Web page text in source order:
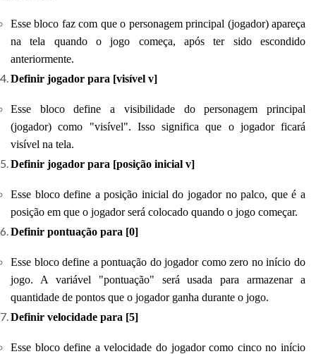
Esse bloco faz com que o personagem principal (jogador) apareça
na tela quando o jogo começa, após ter sido escondido
anteriormente.
Definir jogador para [visível v]
Esse bloco define a visibilidade do personagem principal
(jogador) como "visível". Isso significa que o jogador ficará
visível na tela.
Definir jogador para [posição inicial v]
Esse bloco define a posição inicial do jogador no palco, que é a
posição em que o jogador será colocado quando o jogo começar.
Definir pontuação para [0]
Esse bloco define a pontuação do jogador como zero no início do
jogo. A variável "pontuação" será usada para armazenar a
quantidade de pontos que o jogador ganha durante o jogo.
Definir velocidade para [5]
Esse bloco define a velocidade do jogador como cinco no início